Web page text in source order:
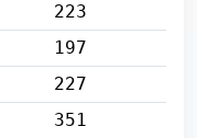
223
197
227
351